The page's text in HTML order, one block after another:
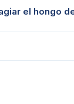
el hongo